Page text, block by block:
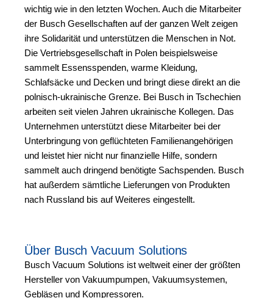
wichtig wie in den letzten Wochen. Auch die Mitarbeiter
der Busch Gesellschaften auf der ganzen Welt zeigen
ihre Solidarität und unterstützen die Menschen in Not.
Die Vertriebsgesellschaft in Polen beispielsweise
sammelt Essensspenden, warme Kleidung,
Schlafsäcke und Decken und bringt diese direkt an die
polnisch-ukrainische Grenze. Bei Busch in Tschechien
arbeiten seit vielen Jahren ukrainische Kollegen. Das
Unternehmen unterstützt diese Mitarbeiter bei der
Unterbringung von geflüchteten Familienangehörigen
und leistet hier nicht nur finanzielle Hilfe, sondern
sammelt auch dringend benötigte Sachspenden. Busch
hat außerdem sämtliche Lieferungen von Produkten
nach Russland bis auf Weiteres eingestellt.
Über Busch Vacuum Solutions
Busch Vacuum Solutions ist weltweit einer der größten
Hersteller von Vakuumpumpen, Vakuumsystemen,
Gebläsen und Kompressoren.